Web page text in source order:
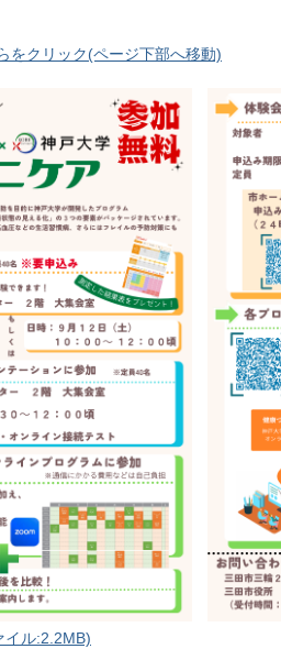
をクリック(ページ下部へ移動)
イル:2.2MB)